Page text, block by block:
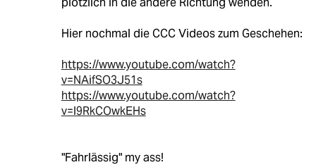
Hier nochmal die CCC Videos zum Geschehen:
https://www.youtube.com/watch?
v=NAifSO3J51s
https://www.youtube.com/watch?
v=l9RkCOwkEHs
"Fahrlässig" my ass!